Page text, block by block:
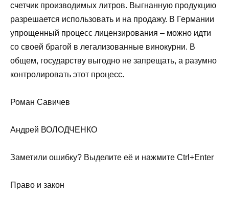
счетчик производимых литров. Выгнанную продукцию
разрешается использовать и на продажу. В Германии
упрощенный процесс лицензирования – можно идти
со своей брагой в легализованные винокурни. В
общем, государству выгодно не запрещать, а разумно
контролировать этот процесс.
Роман Савичев
Андрей ВОЛОДЧЕНКО
Заметили ошибку? Выделите её и нажмите Ctrl+Enter
Право и закон